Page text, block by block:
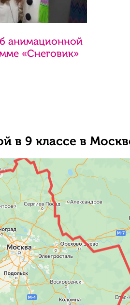
анимационной
«Снеговик»
в 9 классе в